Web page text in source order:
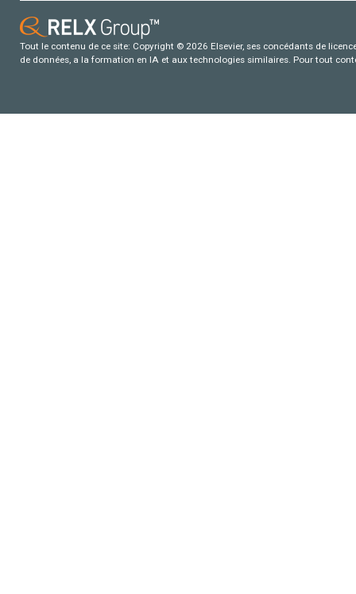
Tout le contenu de ce site: Copyright © 2026 Elsevier, ses concédants de
de données, a la formation en IA et aux technologies similaires. Pour tout